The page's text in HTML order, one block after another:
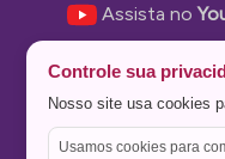
Assista no
Nos siga no
Nos siga no
Controle sua
Nosso site usa cookies
Usamos cookies para